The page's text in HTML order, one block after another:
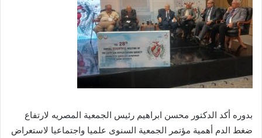
بدوره أكد الدكتور محسن ابراهيم رئيس الجمعية المصريه لارتفاع
ضغط الدم أهمية مؤتمر الجمعية السنوى علميا واجتماعيا لاستعراض